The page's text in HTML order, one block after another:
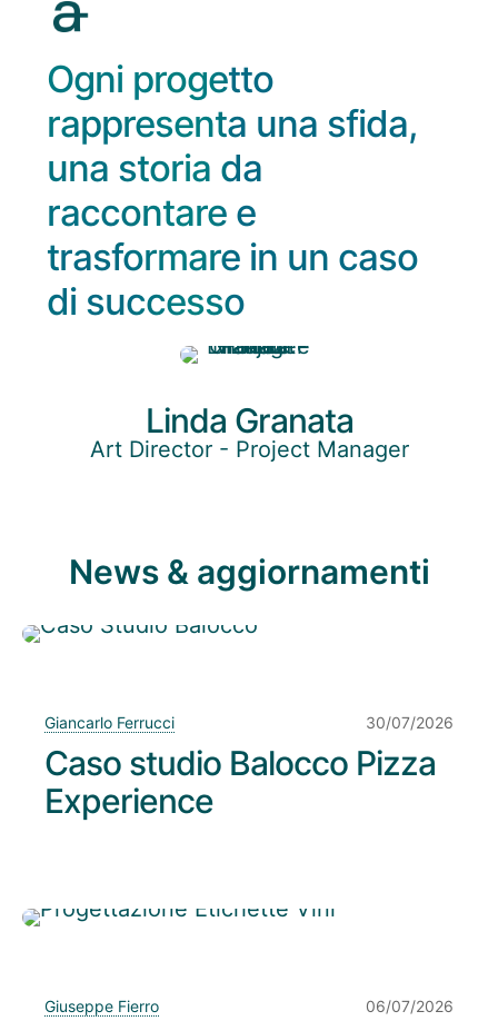
Ogni progetto
rappresenta una sfida,
una storia da
raccontare e
trasformare in un caso
di successo
Linda Granata
Art Director - Project Manager
News & aggiornamenti
Giancarlo Ferrucci 30/07/2026
Caso studio Balocco Pizza
Experience
Giuseppe Fierro 06/07/2026